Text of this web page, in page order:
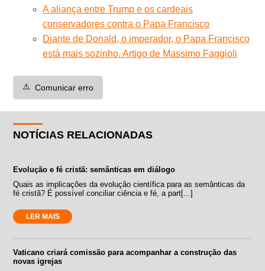
A aliança entre Trump e os cardeais
conservadores contra o Papa Francisco
Diante de Donald, o imperador, o Papa Francisco
está mais sozinho. Artigo de Massimo Faggioli
⚠️ Comunicar erro
NOTÍCIAS RELACIONADAS
Evolução e fé cristã: semânticas em diálogo
Quais as implicações da evolução científica para as semânticas da
fé cristã? É possível conciliar ciência e fé, a part[...]
LER MAIS
Vaticano criará comissão para acompanhar a construção das
novas igrejas